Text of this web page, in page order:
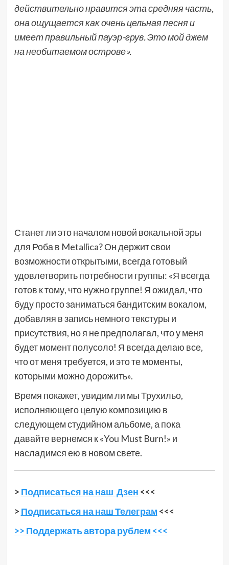
действительно нравится эта средняя часть,
она ощущается как очень цельная песня и
имеет правильный пауэр-грув. Это мой джем
на необитаемом острове».
Станет ли это началом новой вокальной эры
для Роба в Metallica? Он держит свои
возможности открытыми, всегда готовый
удовлетворить потребности группы: «Я всегда
готов к тому, что нужно группе! Я ожидал, что
буду просто заниматься бандитским вокалом,
добавляя в запись немного текстуры и
присутствия, но я не предполагал, что у меня
будет момент полусоло! Я всегда делаю все,
что от меня требуется, и это те моменты,
которыми можно дорожить».
Время покажет, увидим ли мы Трухильо,
исполняющего целую композицию в
следующем студийном альбоме, а пока
давайте вернемся к «You Must Burn!» и
насладимся ею в новом свете.
> Подписаться на наш Дзен <<<
> Подписаться на наш Телеграм <<<
>> Поддержать автора рублем <<<